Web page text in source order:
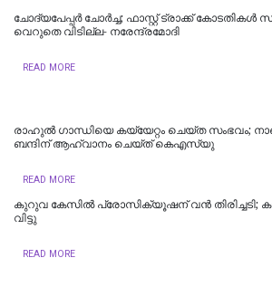
ചോദ്യപേപ്പർ ചോർച്ച; ഫാസ്റ്റ് ട്രാക്ക് കോടതികള്‍
വെറുതെ വിടില്ല- നരേന്ദ്രമോദി
READ MORE
രാഹുൽ ​ഗാന്ധിയെ കയ്യേറ്റം ചെയ്ത സംഭവം‌;
ബന്ദിന് ആഹ്വാനം ചെയ്ത് കെഎസ്‍യു
READ MORE
കുറുവ കേസിൽ പ്രോസിക്യൂഷന് വൻ തിരിച്ചടി;
വിട്ടു
READ MORE